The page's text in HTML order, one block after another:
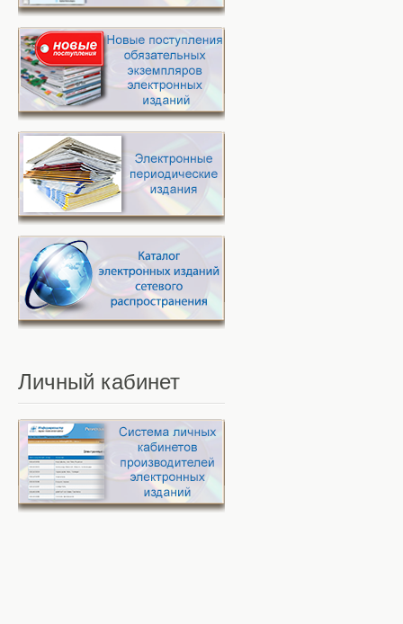
Личный кабинет